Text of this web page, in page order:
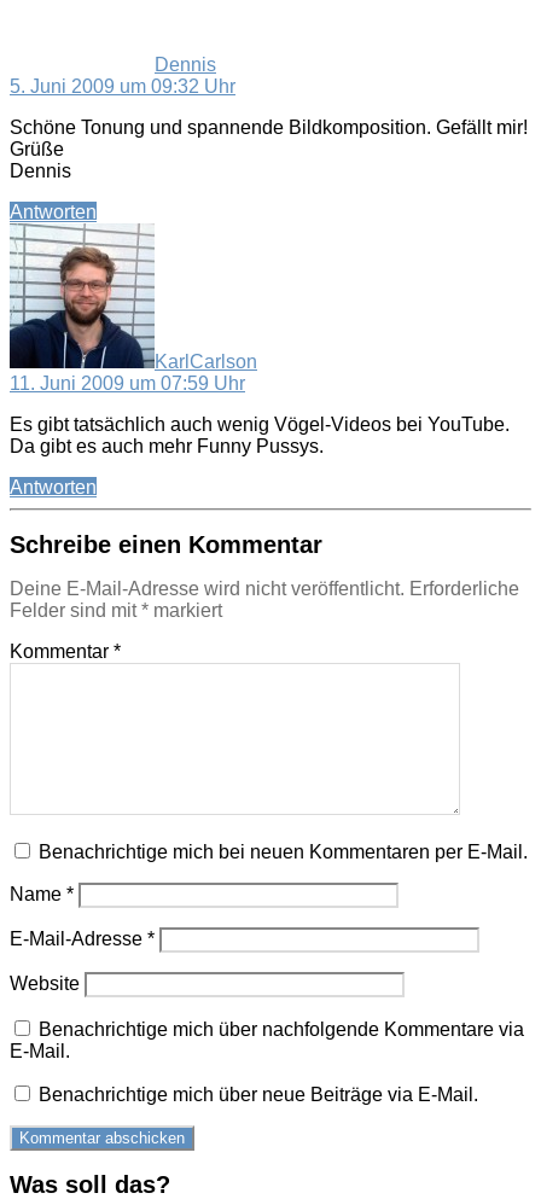
Dennis
5. Juni 2009 um 09:32 Uhr
Schöne Tonung und spannende Bildkomposition. Gefällt mir!
Grüße
Dennis
Antworten
KarlCarlson
11. Juni 2009 um 07:59 Uhr
Es gibt tatsächlich auch wenig Vögel-Videos bei YouTube.
Da gibt es auch mehr Funny Pussys.
Antworten
Schreibe einen Kommentar
Deine E-Mail-Adresse wird nicht veröffentlicht. Erforderliche
Felder sind mit* markiert
Kommentar *
Benachrichtige mich bei neuen Kommentaren per E-Mail.
Name *
E-Mail-Adresse *
Website
Benachrichtige mich über nachfolgende Kommentare via
E-Mail.
Benachrichtige mich über neue Beiträge via E-Mail.
Was soll das?